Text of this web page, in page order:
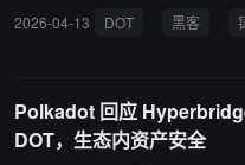
2026-04-13 DOT 黑客
Polkadot 回应
DOT，生态内资产安全